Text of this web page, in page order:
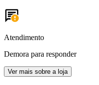
Atendimento
Demora para responder
Ver mais sobre a loja